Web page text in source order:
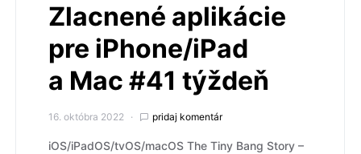
Zlacnené aplikácie
pre iPhone/iPad
a Mac #41 týždeň
16. októbra 2022 pridaj komentár
iOS/iPadOS/tvOS/macOS The Tiny Bang Story –